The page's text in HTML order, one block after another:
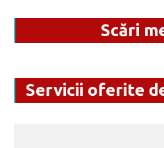
Scări
Servicii oferite